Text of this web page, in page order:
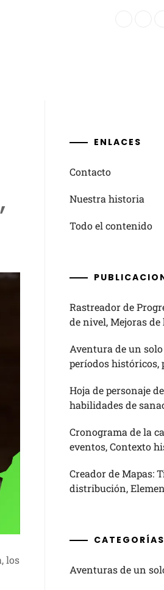
los
ENLACES
Contacto
Nuestra historia
Todo el contenido
Rastreador de
de nivel, Mejoras
Aventura de un
períodos históricos,
Hoja de personaje
habilidades de
Cronograma de la
eventos, Contexto
Creador de Mapas:
distribución,
CATEGORÍAS
Aventuras de un